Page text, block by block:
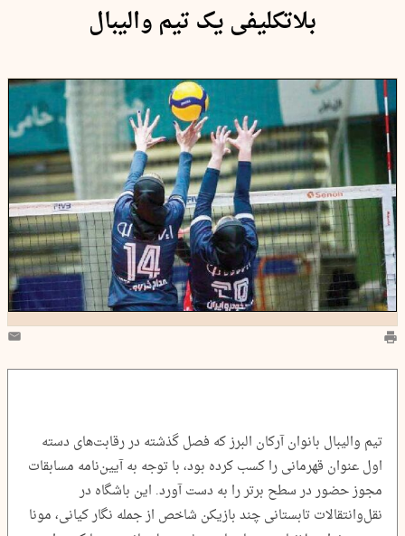
بلاتکلیفی یک تیم والیبال
تیم والیبال بانوان آرکان البرز که فصل گذشته در رقابت‌های دسته
اول عنوان قهرمانی را کسب کرده بود، با توجه به آیین‌نامه مسابقات
مجوز حضور در سطح برتر را به دست آورد. این باشگاه در
نقل‌وانتقالات تابستانی چند بازیکن شاخص از جمله نگار کیانی، مونا